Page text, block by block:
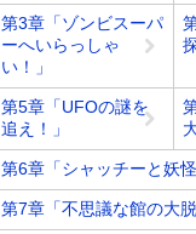
第3章「ゾンビスーパ
ーへいらっしゃ
い！」
第5章「UFOの謎を
追え！」
第6章「シャッチーと妖
第7章「不思議な館の大脱